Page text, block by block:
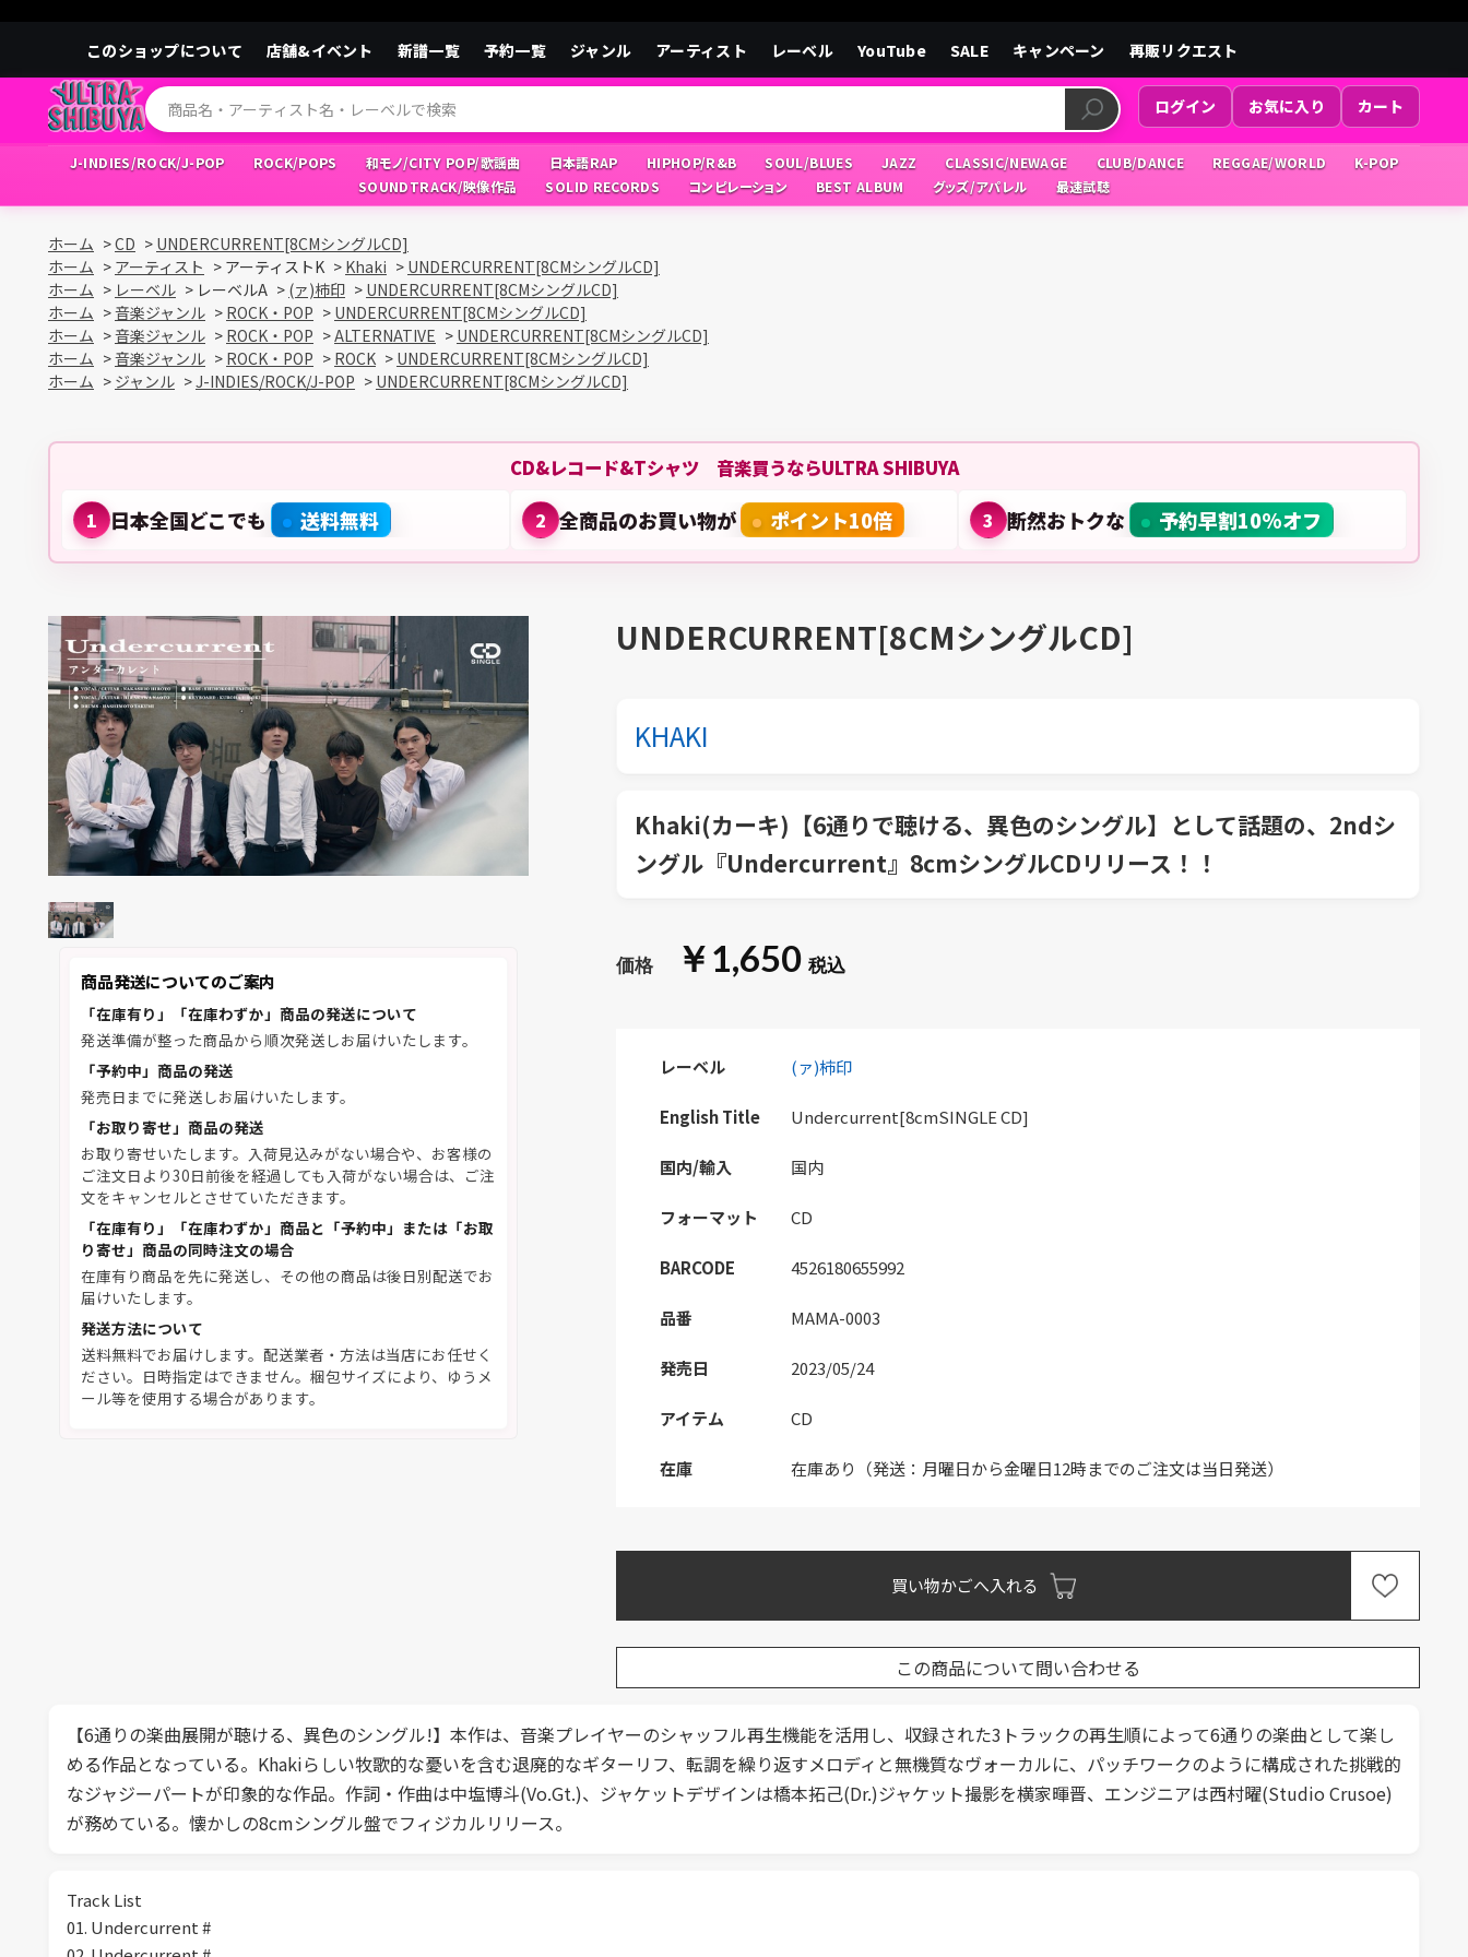
このショップについて 店舗&イベント 新譜一覧 予約一覧 ジャンル アーティスト レーベル YouTube SALE キャンペーン 再販リクエスト
ログイン お気に入り カート
J-INDIES/ROCK/J-POP ROCK/POPS 和モノ/CITY POP/歌謡曲 日本語RAP HIPHOP/R&B SOUL/BLUES JAZZ CLASSIC/NEWAGE CLUB/DANCE REGGAE/WORLD
K-POP
SOUNDTRACK/映像作品
SOLID RECORDS コンピレーション BEST ALBUM グッズ/アパレル 最速試聴
ホーム >CD > UNDERCURRENT[8CMシングルCD]
ホーム > アーティスト > アーティストK > Khaki > UNDERCURRENT[8CMシングルCD]
ホーム > レーベル > レーベルA > (ァ)柿印 > UNDERCURRENT[8CMシングルCD]
ホーム >音楽ジャンル > ROCK・POP > UNDERCURRENT[8CMシングルCD]
ホーム >音楽ジャンル > ROCK・POP >ALTERNATIVE > UNDERCURRENT[8CMシングルCD]
ホーム >音楽ジャンル > ROCK・POP > ROCK > UNDERCURRENT[8CMシングルCD]
ホーム > ジャンル >J-INDIES/ROCK/J-POP > UNDERCURRENT[8CMシングルCD]
CD&レコード&Tシャツ 音楽買うならULTRA SHIBUYA
1 日本全国どこでも 送料無料 2 全商品のお買い物が ポイント10倍 3 断然おトクな 予約早割10%オフ
商品発送についてのご案内
「在庫有り」「在庫わずか」商品の発送について
発送準備が整った商品から順次発送しお届けいたします。
「予約中」商品の発送
発売日までに発送しお届けいたします。
「お取り寄せ」商品の発送
お取り寄せいたします。入荷見込みがない場合や、お客様の
ご注文日より30日前後を経過しても入荷がない場合は、ご注
文をキャンセルとさせていただきます。
「在庫有り」「在庫わずか」商品と「予約中」または「お取
り寄せ」商品の同時注文の場合
在庫有り商品を先に発送し、その他の商品は後日別配送でお
届けいたします。
発送方法について
送料無料でお届けします。配送業者・方法は当店にお任せく
ださい。日時指定はできません。梱包サイズにより、ゆうメ
ール等を使用する場合があります。
UNDERCURRENT[8CMシングルCD]
KHAKI
Khaki(カーキ)【6通りで聴ける、異色のシングル】として話題の、2ndシ
ングル『Undercurrent』8cmシングルCDリリース！！
￥1,650
レーベル (ァ)柿印
English Title Undercurrent[8cmSINGLE CD]
国内/輸入 国内
フォーマット CD
BARCODE 4526180655992
品番 MAMA-0003
発売日 2023/05/24
アイテム CD
在庫 在庫あり（発送：月曜日から金曜日12時までのご注文は当日発送）
買い物かごへ入れる
この商品について問い合わせる
【6通りの楽曲展開が聴ける、異色のシングル!】本作は、音楽プレイヤーのシャッフル再生機能を活用し、収録された3トラックの再生順によって6通りの楽曲として楽し
める作品となっている。Khakiらしい牧歌的な憂いを含む退廃的なギターリフ、転調を繰り返すメロディと無機質なヴォーカルに、パッチワークのように構成された挑戦的
なジャジーパートが印象的な作品。作詞・作曲は中塩博斗(Vo.Gt.)、ジャケットデザインは橋本拓己(Dr.)ジャケット撮影を横家暉晋、エンジニアは西村曜(Studio Crusoe)
が務めている。懐かしの8cmシングル盤でフィジカルリリース。
Track List
01. Undercurrent #